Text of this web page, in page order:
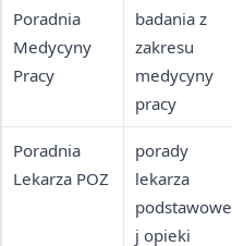
Poradnia
Medycyny
Pracy
badania z
zakresu
medycyny
pracy
Poradnia
Lekarza POZ
porady
lekarza
podstawowe
j opieki